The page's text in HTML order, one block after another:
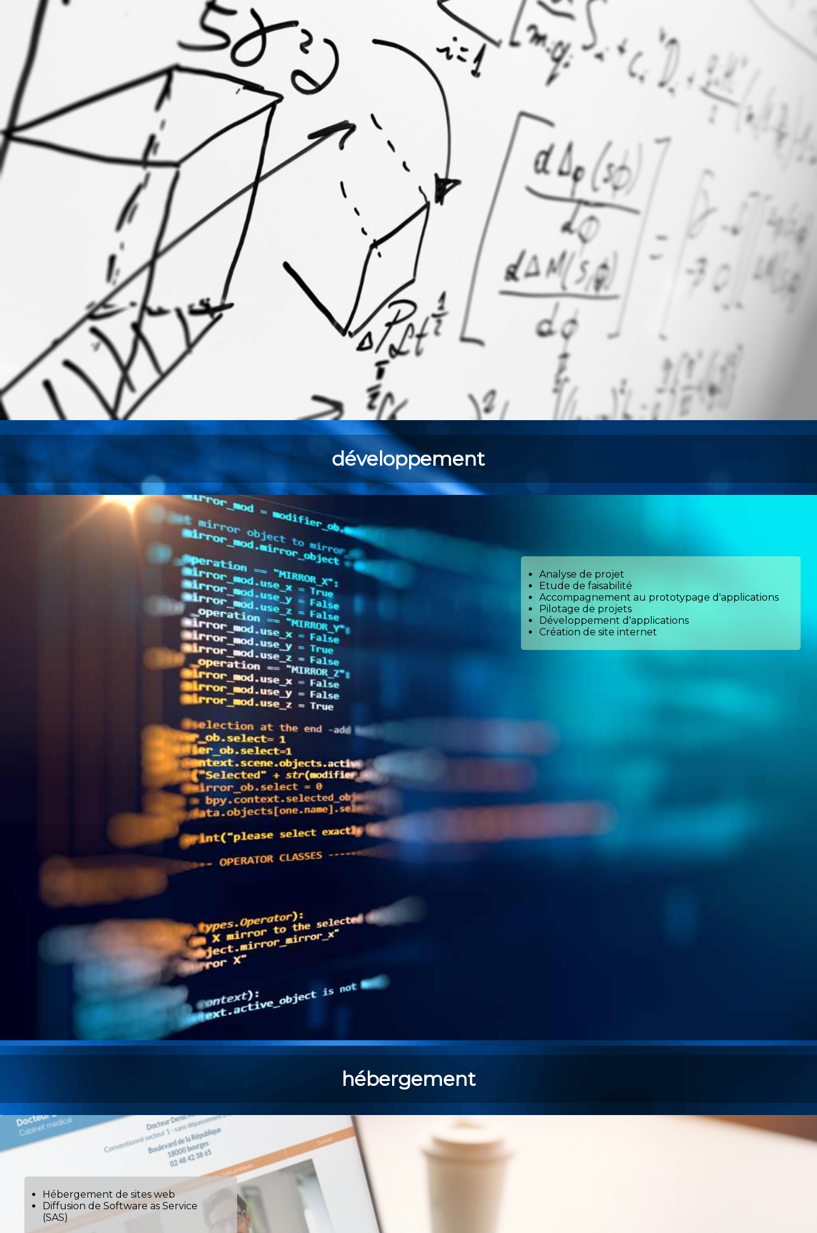
développement
Analyse de projet
Etude de faisabilité
Accompagnement au prototypage d'applications
Pilotage de projets
Développement d'applications
Création de site internet
hébergement
Hébergement de sites web
Diffusion de Software as Service
(SAS)